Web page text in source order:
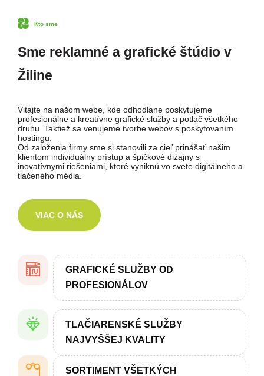
Kto sme
Sme reklamné a grafické štúdio v
Žiline
Vitajte na našom webe, kde odhodlane poskytujeme
profesionálne a kreatívne grafické služby a potlač všetkého
druhu. Taktiež sa venujeme tvorbe webov s poskytovaním
hostingu.
Od založenia firmy sme si stanovili za cieľ prinášať našim
klientom individuálny prístup a špičkové dizajny s
inovatívnymi riešeniami, ktoré vyniknú vo svete digitálneho a
tlačeného média.
VIAC O NÁS
GRAFICKÉ SLUŽBY OD
PROFESIONÁLOV
TLAČIARENSKÉ SLUŽBY
NAJVYŠŠEJ KVALITY
SORTIMENT VŠETKÝCH